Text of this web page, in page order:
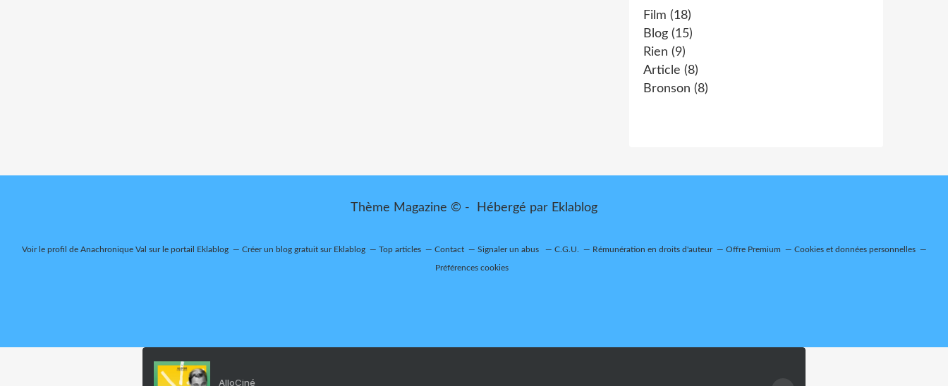
Film (18)
Blog (15)
Rien (9)
Article (8)
Bronson (8)
Thème Magazine © - Hébergé par Eklablog
Voir le profil de Anachronique Val sur le portail Eklablog Créer un blog gratuit sur Eklablog Top articles Contact Signaler un abus C.G.U. Rémunération en droits d'auteur Offre Premium Cookies et données personnelles
Préférences cookies
AlloCiné